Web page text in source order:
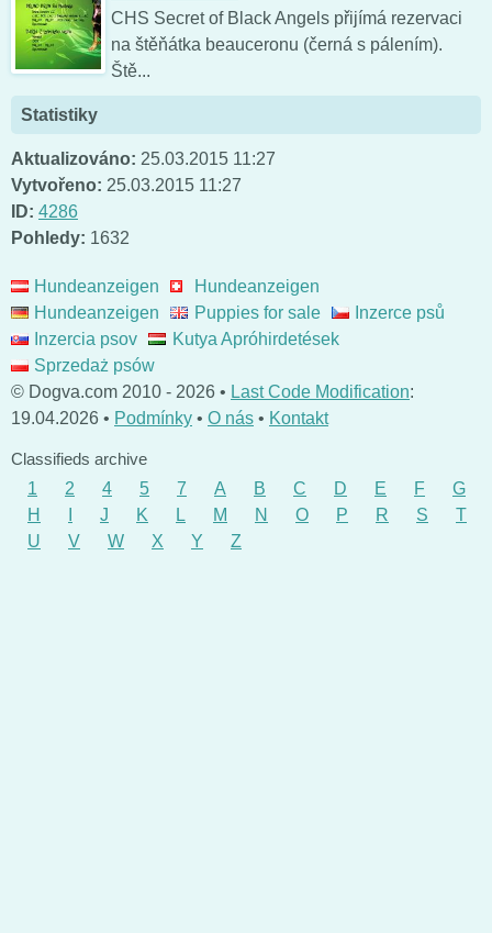
CHS Secret of Black Angels přijímá rezervaci
na štěňátka beauceronu (černá s pálením).
Ště...
Statistiky
Aktualizováno: 25.03.2015 11:27
Vytvořeno: 25.03.2015 11:27
ID: 4286
Pohledy: 1632
Hundeanzeigen
Hundeanzeigen
Hundeanzeigen
Puppies for sale
Inzerce psů
Inzercia psov
Kutya Apróhirdetések
Sprzedaż psów
© Dogva.com 2010 - 2026 • Last Code Modification:
19.04.2026 • Podmínky • O nás • Kontakt
Classifieds archive
1
2 4 5 7 A B C D E F
G
H
J K L M N O P R S
T
U
V W X Y Z